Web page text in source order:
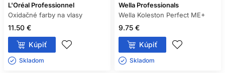
L'Oréal Professionnel
Oxidačné farby na vlasy
11.50 €
Kúpiť
Skladom ㅤ
Wella Professionals
Wella Koleston Perfect ME+
9.75 €
Kúpiť
Skladom ㅤ